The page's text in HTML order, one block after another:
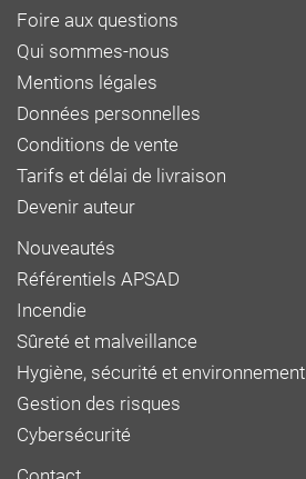
Foire aux questions
Qui sommes-nous
Mentions légales
Données personnelles
Conditions de vente
Tarifs et délai de livraison
Devenir auteur
Nouveautés
Référentiels APSAD
Incendie
Sûreté et malveillance
Hygiène, sécurité et environnement
Gestion des risques
Cybersécurité